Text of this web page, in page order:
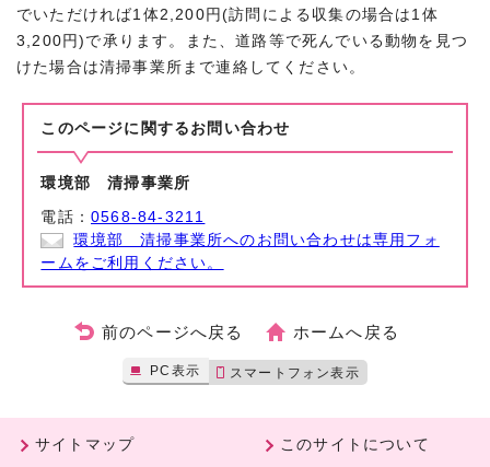
でいただければ1体2,200円(訪問による収集の場合は1体
3,200円)で承ります。また、道路等で死んでいる動物を見つ
けた場合は清掃事業所まで連絡してください。
このページに関する お問い合わせ
環境部 清掃事業所
電話：0568-84-3211
環境部 清掃事業所へのお問い合わせは専用フォ
ームをご利用ください。
前のページへ戻る ホームへ戻る
PC表示 スマートフォン表示
サイトマップ
このサイトについて